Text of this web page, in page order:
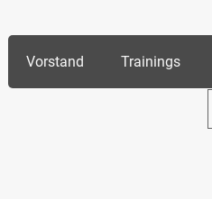
Vorstand Trainings